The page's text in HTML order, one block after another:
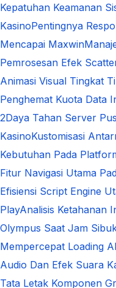
Kepatuhan Keamanan
KasinoPentingnya
Mencapai Maxwin
Pemrosesan Efek
Animasi Visual Tingkat
Penghemat Kuota Data
2Daya Tahan Server
KasinoKustomisasi
Kebutuhan Pada
Fitur Navigasi Utama
Efisiensi Script Engine
PlayAnalisis Ketahanan
Olympus Saat Jam
Mempercepat Loading
Audio Dan Efek Suara
Tata Letak Komponen